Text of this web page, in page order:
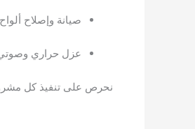
صيانة وإصلاح
عزل حراري وصوتي
نحرص على تنفيذ كل